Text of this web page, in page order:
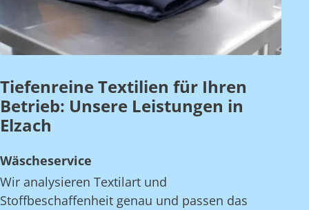
Tiefenreine Textilien für Ihren
Betrieb: Unsere Leistungen in
Elzach
Wäscheservice
Wir analysieren Textilart und
Stoffbeschaffenheit genau und passen das